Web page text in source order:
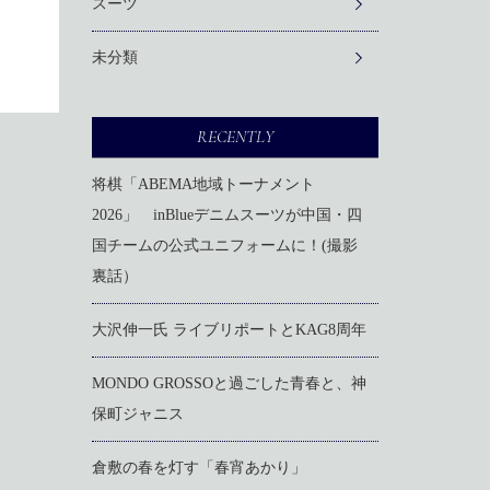
スーツ
未分類
RECENTLY
将棋「ABEMA地域トーナメント
2026」 inBlueデニムスーツが中国・四
国チームの公式ユニフォームに！(撮影
裏話）
大沢伸一氏 ライブリポートとKAG8周年
MONDO GROSSOと過ごした青春と、神
保町ジャニス
倉敷の春を灯す「春宵あかり」